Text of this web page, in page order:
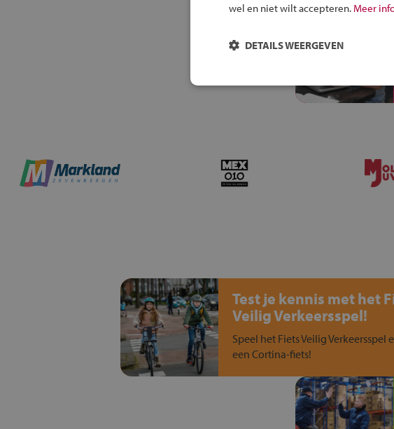
Test je kennis met het
Veilig Verkeersspel!
Speel het Fiets Veilig Verkeersspel
een Cortina-fiets!
wel en niet wilt accepteren. Meer
DETAILS WEERGEVEN